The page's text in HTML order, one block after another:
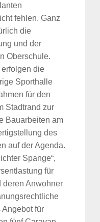
fehlen. Ganz
die
und der
Oberschule.
die
Sporthalle
für den
Stadtrand zur
Bauarbeiten am
des
auf der Agenda.
Spange“,
für
deren Anwohner
Angebot für